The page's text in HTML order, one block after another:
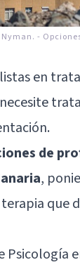
-
en
de
,
que
Psicología